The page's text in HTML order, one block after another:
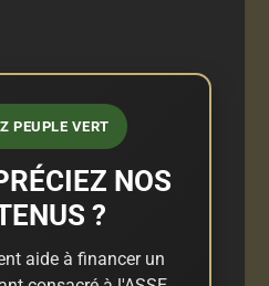
PEUPLE VERT
NOS
?
aide à financer un